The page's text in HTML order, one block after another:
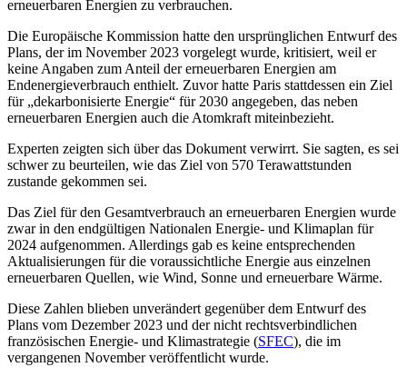
erneuerbaren Energien zu verbrauchen.
Die Europäische Kommission hatte den ursprünglichen Entwurf des
Plans, der im November 2023 vorgelegt wurde, kritisiert, weil er
keine Angaben zum Anteil der erneuerbaren Energien am
Endenergieverbrauch enthielt. Zuvor hatte Paris stattdessen ein Ziel
für „dekarbonisierte Energie“ für 2030 angegeben, das neben
erneuerbaren Energien auch die Atomkraft miteinbezieht.
Experten zeigten sich über das Dokument verwirrt. Sie sagten, es sei
schwer zu beurteilen, wie das Ziel von 570 Terawattstunden
zustande gekommen sei.
Das Ziel für den Gesamtverbrauch an erneuerbaren Energien wurde
zwar in den endgültigen Nationalen Energie- und Klimaplan für
2024 aufgenommen. Allerdings gab es keine entsprechenden
Aktualisierungen für die voraussichtliche Energie aus einzelnen
erneuerbaren Quellen, wie Wind, Sonne und erneuerbare Wärme.
Diese Zahlen blieben unverändert gegenüber dem Entwurf des
Plans vom Dezember 2023 und der nicht rechtsverbindlichen
französischen Energie- und Klimastrategie (SFEC), die im
vergangenen November veröffentlicht wurde.